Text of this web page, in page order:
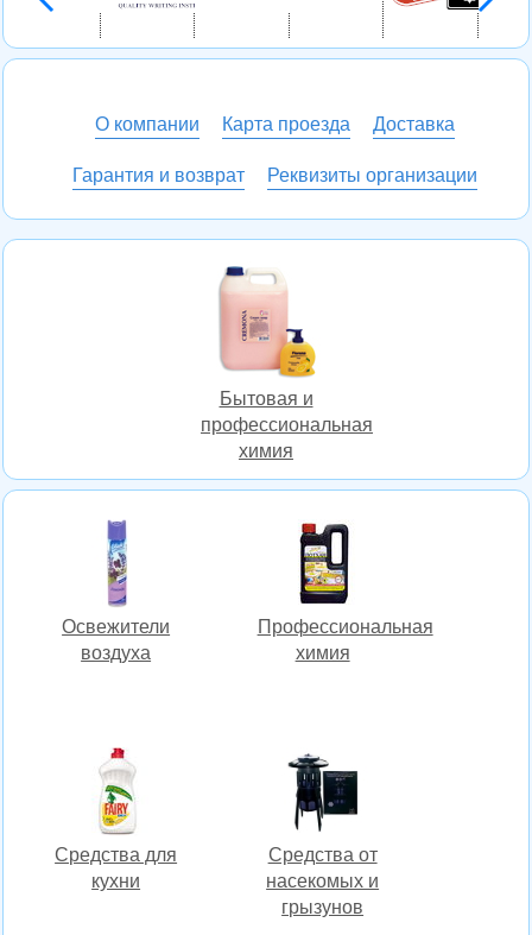
Бытовая и
профессиональная
химия
Освежители
воздуха
Профессиональная
химия
Средства для
кухни
Средства от
насекомых и
грызунов
О компании Карта проезда Доставка
Гарантия и возврат Реквизиты организации